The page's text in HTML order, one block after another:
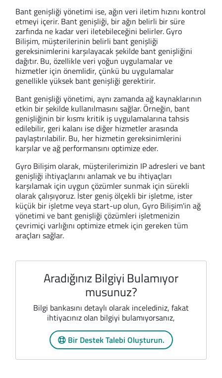
Bant genişliği yönetimi ise, ağın veri iletim hızını kontrol
etmeyi içerir. Bant genişliği, bir ağın belirli bir süre
zarfında ne kadar veri iletebileceğini belirler. Gyro
Bilişim, müşterilerinin belirli bant genişliği
gereksinimlerini karşılayacak şekilde bant genişliğini
dağıtır. Bu, özellikle veri yoğun uygulamalar ve
hizmetler için önemlidir, çünkü bu uygulamalar
genellikle yüksek bant genişliği gerektirir.
Bant genişliği yönetimi, aynı zamanda ağ kaynaklarının
etkin bir şekilde kullanılmasını sağlar. Örneğin, bant
genişliğinin bir kısmı kritik iş uygulamalarına tahsis
edilebilir, geri kalanı ise diğer hizmetler arasında
paylaştırılabilir. Bu, her hizmetin gereksinimlerini
karşılar ve ağ performansını optimize eder.
Gyro Bilişim olarak, müşterilerimizin IP adresleri ve bant
genişliği ihtiyaçlarını anlamak ve bu ihtiyaçları
karşılamak için uygun çözümler sunmak için sürekli
olarak çalışıyoruz. İster geniş ölçekli bir işletme, ister
küçük bir işletme veya start-up olun, Gyro Bilişim'in ağ
yönetimi ve bant genişliği çözümleri işletmenizin
çevrimiçi varlığını optimize etmek için gereken tüm
araçları sağlar.
Aradığınız Bilgiyi Bulamıyor
musunuz?
Bilgi bankasını detaylı olarak incelediniz, fakat
ihtiyacınız olan bilgiyi bulamıyorsanız,
Bir Destek Talebi Oluşturun.